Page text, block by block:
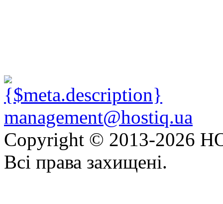
management@hostiq.ua
Copyright © 2013-2026
Всі права захищені.